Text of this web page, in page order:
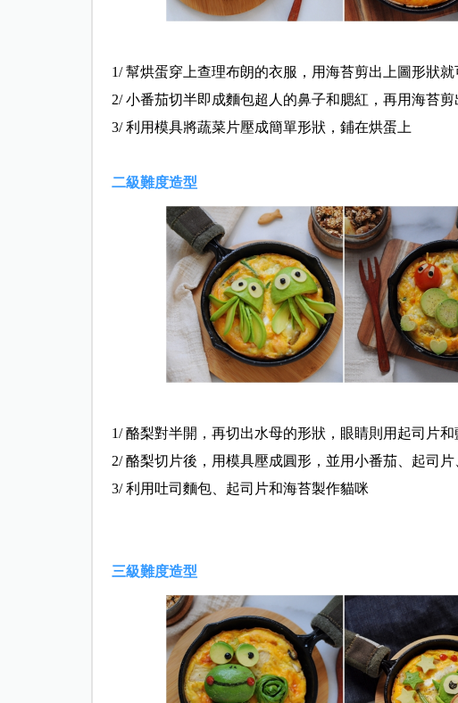
1/ 幫烘蛋穿上查理布朗的衣服，用海苔剪出上圖形狀就
2/ 小番茄切半即成麵包超人的鼻子和腮紅，再用海苔
3/ 利用模具將蔬菜片壓成簡單形狀，鋪在烘蛋上
二級難度造型
1/ 酪梨對半開，再切出水母的形狀，眼睛則用起司片和
2/ 酪梨切片後，用模具壓成圓形，並用小番茄、起司
3/ 利用吐司麵包、起司片和海苔製作貓咪
三級難度造型